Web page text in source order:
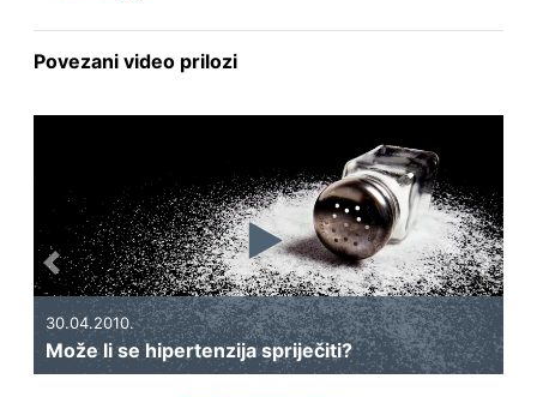
Povezani video prilozi
30.04.2010.
Može li se hipertenzija spriječiti?
Previous Next